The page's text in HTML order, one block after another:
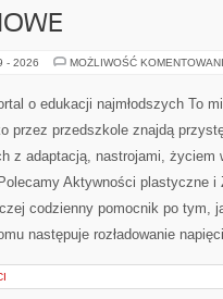
- 2026 MOŻLIWOŚĆ
o edukacji najmłodszych To
przez przedszkole znajdą
z adaptacją, nastrojami, życiem
Aktywności plastyczne i
codzienny pomocnik po tym,
następuje rozładowanie